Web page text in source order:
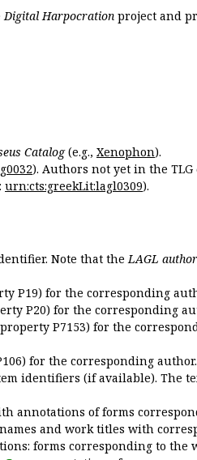
Digital Harpocration project and
Catalog(e.g., Xenophon).
). Authors not yet in the TLG
urn:cts:greekLit:lagl0309).
Note that theLAGL
P19) for the corresponding
P20) for the corresponding
P7153) for the
for the corresponding author.
identifiers (if available). The
annotations of forms
and work titles with
forms corresponding to the